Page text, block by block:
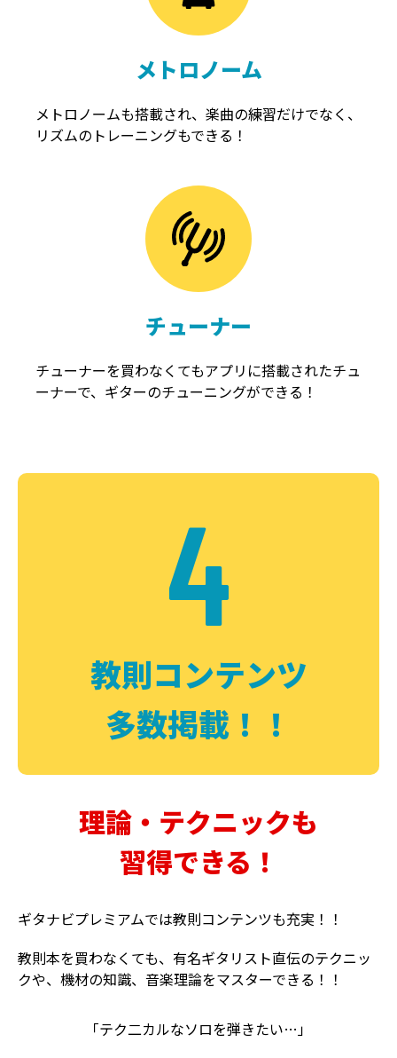
メトロノーム
メトロノームも搭載され、楽曲の練習だけでなく、
リズムのトレーニングもできる！
チューナー
チューナーを買わなくてもアプリに搭載されたチュ
ーナーで、ギターのチューニングができる！
4
教則コンテンツ
多数掲載！！
理論・テクニックも
習得できる！
ギタナビプレミアムでは教則コンテンツも充実！！
教則本を買わなくても、有名ギタリスト直伝のテクニッ
クや、機材の知識、音楽理論をマスターできる！！
「テク二カルなソロを弾きたい…」